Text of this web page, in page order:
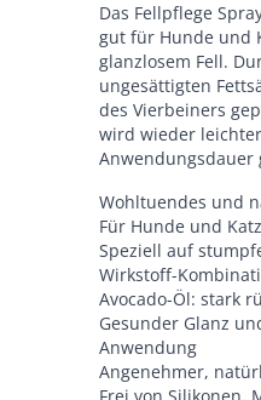
Das Fellpflege
gut für Hunde und
glanzlosem Fell.
ungesättigten
des Vierbeiners
wird wieder
Anwendungsdauer
Wohltuendes und
Für Hunde und
Speziell auf
Wirkstoff-
Avocado-Öl: stark
Gesunder Glanz
Anwendung
Angenehmer,